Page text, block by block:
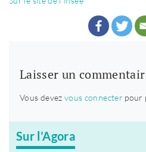
Laisser un
Vous devez vous connecter pour
Sur l’Agora